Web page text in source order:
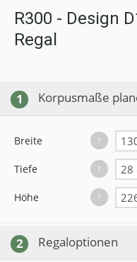
R300 - Design
Regal
1 Korpusmaße
Breite ?
Tiefe ?
Höhe ?
2 Regaloptionen